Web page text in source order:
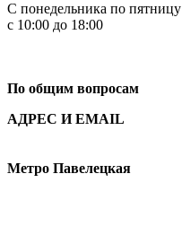
С понедельника по пятницу
с 10:00 до 18:00
По общим вопросам
АДРЕС И EMAIL
Метро Павелецкая